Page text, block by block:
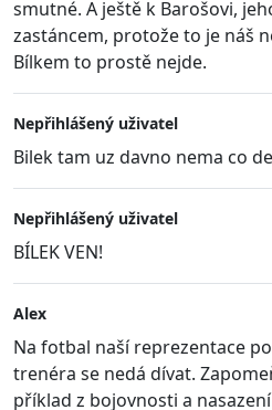
smutné. A ještě k Barošovi,
zastáncem, protože to je náš
Bílkem to prostě nejde.
Nepřihlášený uživatel
Bilek tam uz davno nema co
Nepřihlášený uživatel
BÍLEK VEN!
Alex
Na fotbal naší reprezentace
trenéra se nedá dívat.
příklad z bojovnosti a